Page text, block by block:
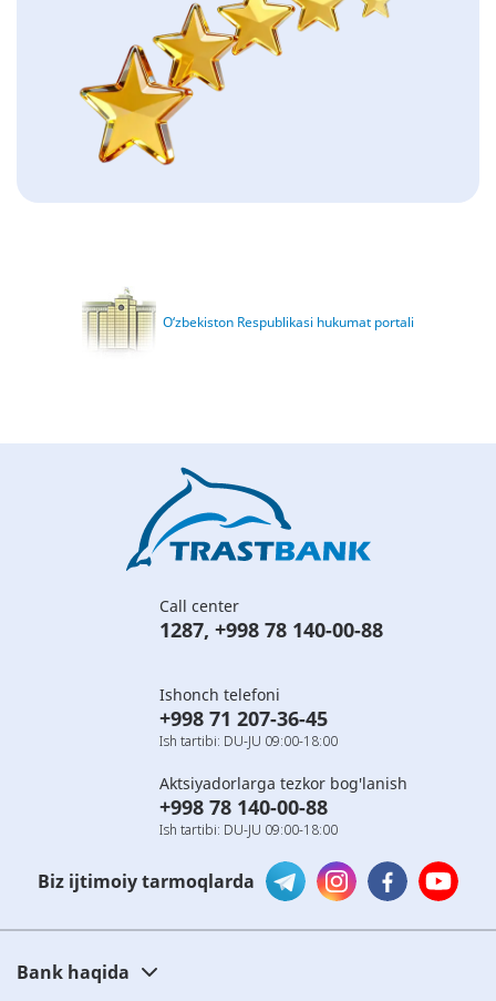
O‘zbekiston Respublikasi hukumat portali
Call center
1287, +998 78 140-00-88
Ishonch telefoni
+998 71 207-36-45
Ish tartibi: DU-JU 09:00-18:00
Aktsiyadorlarga tezkor bog'lanish
+998 78 140-00-88
Ish tartibi: DU-JU 09:00-18:00
Biz ijtimoiy tarmoqlarda
Bank haqida